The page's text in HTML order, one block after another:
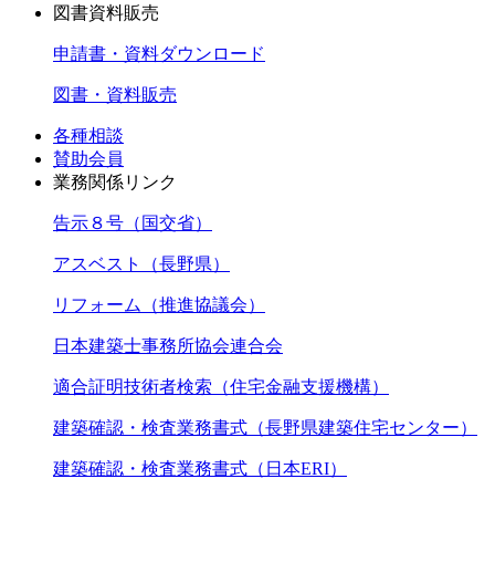
図書資料販売
申請書・資料ダウンロード
図書・資料販売
各種相談
賛助会員
業務関係リンク
告示８号（国交省）
アスベスト（長野県）
リフォーム（推進協議会）
日本建築士事務所協会連合会
適合証明技術者検索（住宅金融支援機構）
建築確認・検査業務書式（長野県建築住宅センター）
建築確認・検査業務書式（日本ERI）